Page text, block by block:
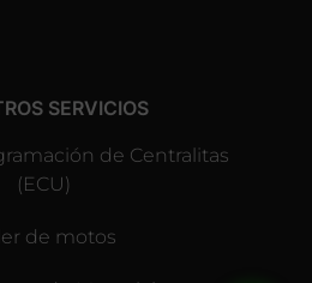
SERVICIOS
de Centralitas
(ECU)
de motos